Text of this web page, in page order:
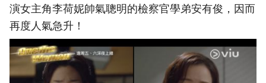
演女主角李荷妮帥氣聰明的檢察官學弟安有俊，因而
再度人氣急升！